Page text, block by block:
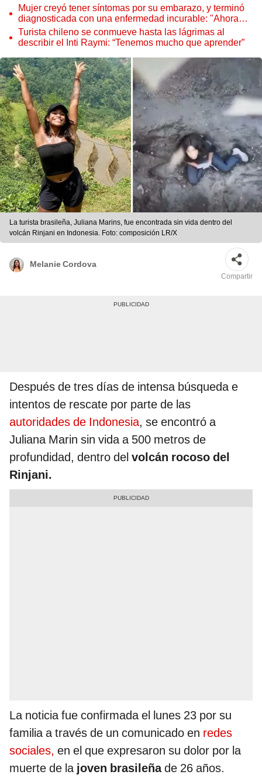
Mujer creyó tener síntomas por su embarazo, y terminó
diagnosticada con una enfermedad incurable: "Ahora
necesito ayuda para casi todo"
Turista chileno se conmueve hasta las lágrimas al
describir el Inti Raymi: “Tenemos mucho que aprender”
La turista brasileña, Juliana Marins, fue encontrada sin vida dentro del
volcán Rinjani en Indonesia. Foto: composición LR/X
Melanie Cordova
Compartir
Después de tres días de intensa búsqueda e
intentos de rescate por parte de las
autoridades de Indonesia, se encontró a
Juliana Marin sin vida a 500 metros de
profundidad, dentro del volcán rocoso del
Rinjani.
La noticia fue confirmada el lunes 23 por su
familia a través de un comunicado en redes
sociales, en el que expresaron su dolor por la
muerte de lajoven brasileñade 26 años.